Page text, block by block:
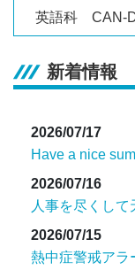
英語科 CAN-
新着情報
2026/07/17
Have a nice
2026/07/16
人事を尽くし
2026/07/15
熱中症警戒アラ